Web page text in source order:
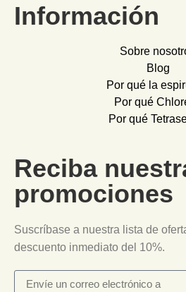
Información
Sobre
Blog
Por qué la
Por qué
Por qué
Reciba
promociones
Suscríbase a nuestra lista de
descuento inmediato del 10%.